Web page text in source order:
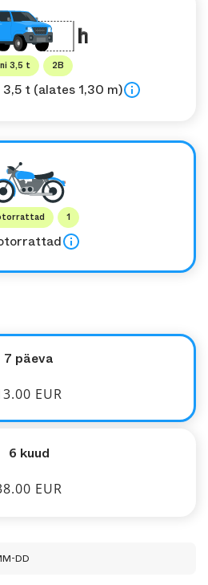
3,5 t 2B
t (alates 1,30 m)
1
7 päeva
EUR
6 kuud
EUR
DD